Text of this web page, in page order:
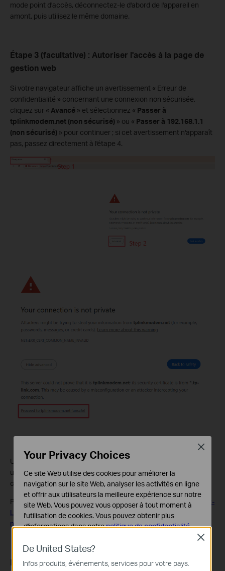
mode point d'accès, déconnectez-le d'abord de l'appareil en
amont, puis utilisez le même domaine.
Étape 3 (facultative) : Autoriser l'accès à la page de
gestion web
Si votre navigateur affiche un avertissement « Erreur de
confidentialité » concernant une connexion non sécurisée,
cliquez sur « Avancé » et sélectionnez « Passer à
tplinkmodem.net (non sécurisé) » ou « Passer à 192.168.1.1
(non sécurisé) » pour continuer ; si cet avertissement n'apparaît
pas, passez directement à l'étape 4.
Un message d'avertissement s'affichera, car tplinkmodem.net
utilise un certificat auto-signé (non émis par une autorité de
confiance). C'est normal : votre connexion reste sécurisée.
Pour plus de détails, voir :
Pourquoi l’interface Web HTTPS de TP-
Link est-elle détectée comme non sécurisée par certains
navigateurs Web ?
Étape 4. Définir/saisir un mot de passe pour se
De United States?
Infos produits, événements, services pour votre pays.
Close
Your Privacy Choices
Ce site Web utilise des cookies pour améliorer la
navigation sur le site Web, analyser les activités en ligne
et offrir aux utilisateurs la meilleure expérience sur notre
site Web. Vous pouvez vous opposer à tout moment à
l'utilisation de cookies. Vous pouvez obtenir plus
d'informations dans notrepolitique de confidentialité.
Cookies basiques
Ces cookies sont nécessaires au fonctionnement du
site Web et ne peuvent pas être désactivés dans vos
Close